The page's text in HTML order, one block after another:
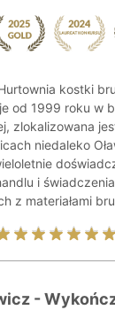
kostki
od 1999 roku w
zlokalizowana
niedaleko
i świadczenia
z materiałami
-